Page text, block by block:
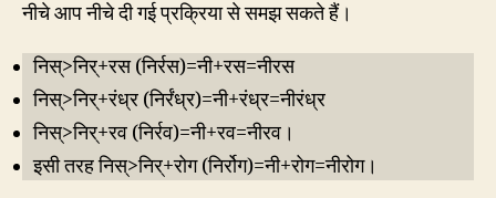
नीचे आप नीचे दी गई प्रक्रिया से समझ सकते हैं।
निस्>निर्‌+रस (निर्रस)=नी+रस=नीरस
निस्>निर्‌+रंध्र (निर्रंध्र)=नी+रंध्र=नीरंध्र
निस्>निर्+रव (निर्रव)=नी+रव=नीरव।
इसी तरह निस्>निर्+रोग (निर्रोग)=नी+रोग=नीरोग।